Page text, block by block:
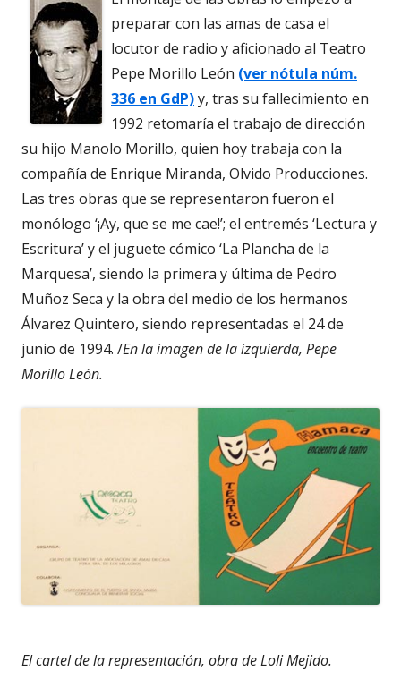
preparar con las amas de casa el
locutor de radio y aficionado al Teatro
Pepe Morillo León (ver nótula núm.
336 en GdP)y, tras su fallecimiento en
1992 retomaría el trabajo de dirección
su hijo Manolo Morillo, quien hoy trabaja con la
compañía de Enrique Miranda, Olvido Producciones.
Las tres obras que se representaron fueron el
monólogo ‘¡Ay, que se me cae!’; el entremés ‘Lectura y
Escritura’ y el juguete cómico ‘La Plancha de la
Marquesa’, siendo la primera y última de Pedro
Muñoz Seca y la obra del medio de los hermanos
Álvarez Quintero, siendo representadas el 24 de
junio de 1994. /En la imagen de la izquierda, Pepe
Morillo León.
El cartel de la representación, obra de Loli Mejido.